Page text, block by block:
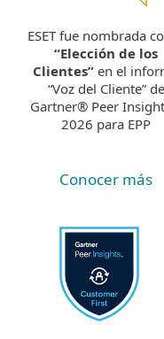
ESET fue nombrada
“Elección de los
Clientes” en el
“Voz del Cliente” de
Gartner® Peer
2026 para EPP
Conocer más